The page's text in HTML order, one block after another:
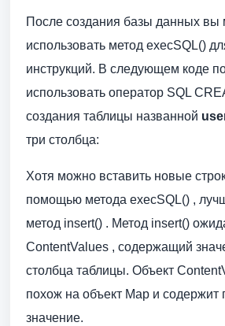
После создания базы данных вы
использовать метод execSQL()
инструкций. В следующем коде
использовать оператор SQL
создания таблицы названной
три столбца:
Хотя можно вставить новые
помощью метода execSQL() ,
метод insert() . Метод insert()
ContentValues , содержащий
столбца таблицы. Объект
похож на объект Map и содержит
значение.